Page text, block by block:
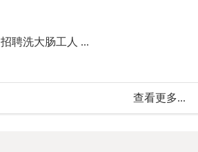
招聘洗大肠工人 ...
查看更多...